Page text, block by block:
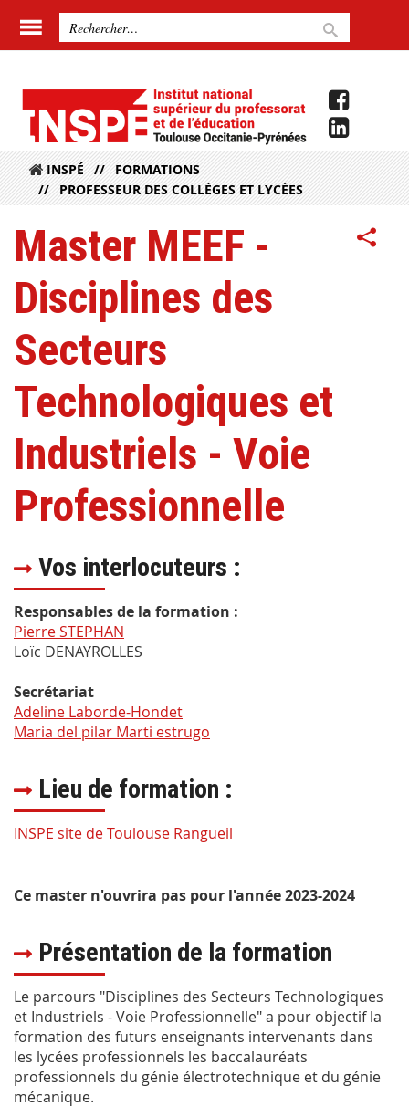
INSPÉ
FORMATIONS
PROFESSEUR DES COLLÈGES ET LYCÉES
Master MEEF -
Disciplines des
Secteurs
Technologiques et
Industriels - Voie
Professionnelle
Vos interlocuteurs :
Responsables de la formation :
Pierre STEPHAN
Loïc DENAYROLLES
Secrétariat
Adeline Laborde-Hondet
Maria del pilar Marti estrugo
Lieu de formation :
INSPE site de Toulouse Rangueil
Ce master n'ouvrira pas pour l'année 2023-2024
Présentation de la formation
Le parcours "Disciplines des Secteurs Technologiques
et Industriels - Voie Professionnelle" a pour objectif la
formation des futurs enseignants intervenants dans
les lycées professionnels les baccalauréats
professionnels du génie électrotechnique et du génie
mécanique.